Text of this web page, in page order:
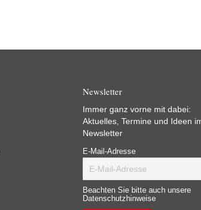
Newsletter
Immer ganz vorne mit dabei:
Aktuelles, Termine und Ideen
Newsletter
E-Mail-Adresse
Beachten Sie bitte auch unsere
Datenschutzhinweise